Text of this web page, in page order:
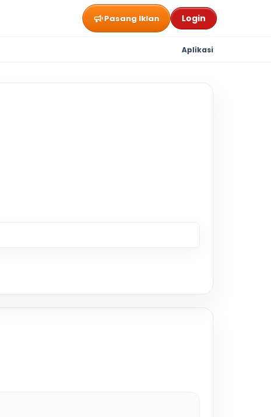
Pasang Iklan Login
Aplikasi